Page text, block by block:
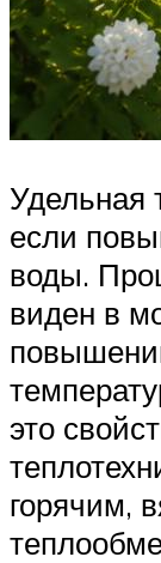
Удельная
если
воды.
виден в
это
горячим,